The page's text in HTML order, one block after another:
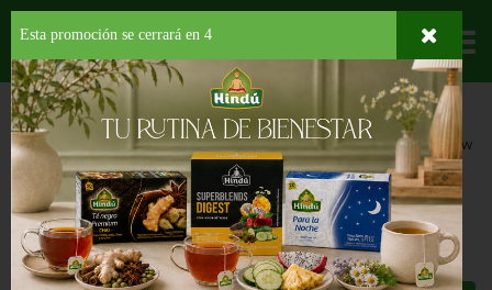
Departamentos
HOME HOGAR, SALUD Y BELLEZA ALUMINIO
UTILITY PAN W
LID
UTILITY PAN W LID 1 EA
$3.35
Esta promoción se cerrará en 4